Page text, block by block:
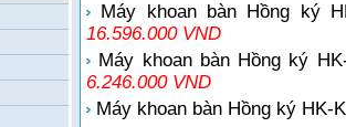
Máy khoan bàn Hồng ký
16.596.000 VND
Máy khoan bàn Hồng ký
6.246.000 VND
Máy khoan bàn Hồng ký HK-